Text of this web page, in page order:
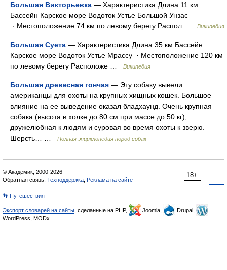
Большая Викторьевка — Характеристика Длина 11 км
Бассейн Карское море Водоток Устье Большой Унзас
· Местоположение 74 км по левому берегу Распол …
Википедия
Большая Суета — Характеристика Длина 35 км Бассейн
Карское море Водоток Устье Мрассу · Местоположение 120 км
по левому берегу Расположе …
Википедия
Большая древесная гончая — Эту собаку вывели
американцы для охоты на крупных хищных кошек. Большое
влияние на ее выведение оказал бладхаунд. Очень крупная
собака (высота в холке до 80 см при массе до 50 кг),
дружелюбная к людям и суровая во время охоты к зверю.
Шерсть… …
Полная энциклопедия пород собак
18+
© Академик, 2000-2026
Обратная связь: Техподдержка Реклама на сайте
👣 Путешествия
Экспорт словарей на сайты , сделанные на PHP, Joomla,
Drupal,
WordPress, MODx.